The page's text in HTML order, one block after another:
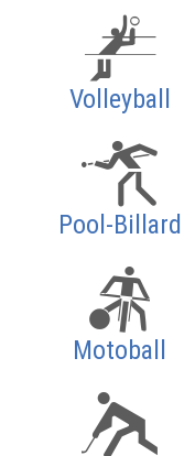
Volleyball
Pool-Billard
Motoball